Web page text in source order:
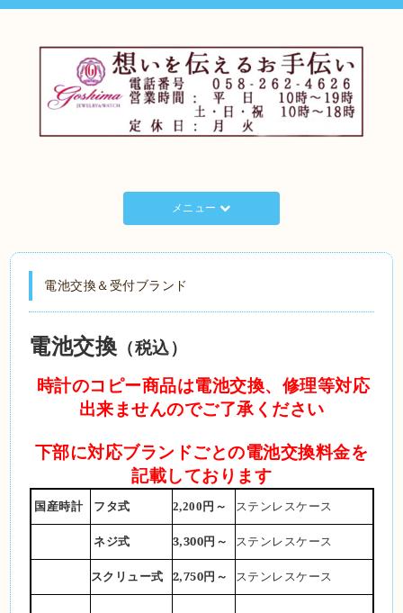
メニュー
電池交換＆受付ブランド
電池交換 （税込）
時計のコピー商品は電池交換、修理等対応
出来ませんのでご了承ください
下部に対応ブランドごとの電池交換料金を
記載しております
国産時計 フタ式 2,200円～ ステンレスケース
ネジ式 3,300円～ ステンレスケース
スクリュー式 2,750円 ～ ステンレスケース